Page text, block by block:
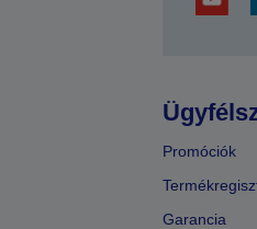
Promóciók
Garancia